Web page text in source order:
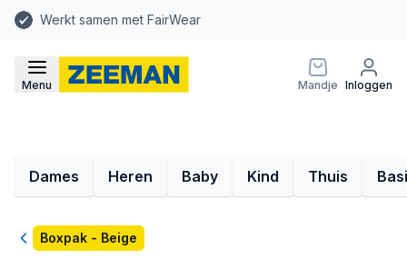
Werkt samen met FairWear
Menu Mandje Inloggen
Dames Heren Baby Kind Thuis
TerugBoxpak - Beige